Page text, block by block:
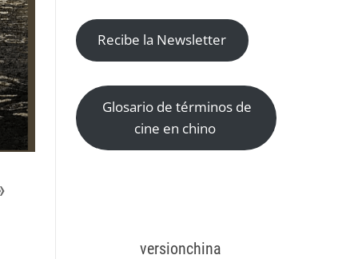
Recibe la Newsletter
Glosario de términos de
cine en chino
versionchina